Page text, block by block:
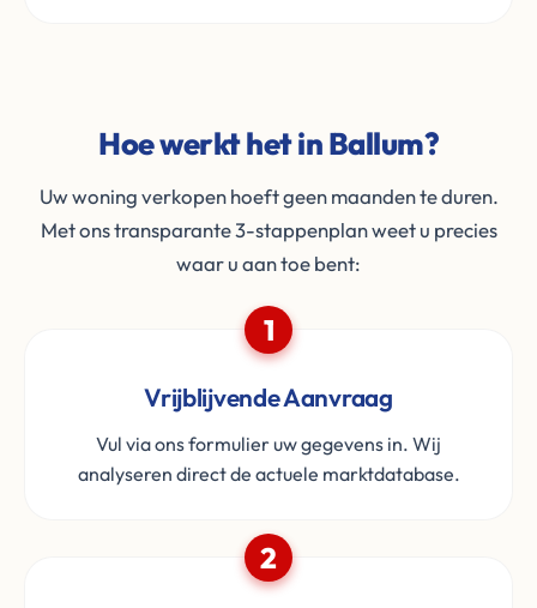
Hoe werkt het in Ballum?
Uw woning verkopen hoeft geen maanden te duren.
Met ons transparante 3-stappenplan weet u precies
waar u aan toe bent:
1
Vrijblijvende Aanvraag
Vul via ons formulier uw gegevens in. Wij
analyseren direct de actuele marktdatabase.
2